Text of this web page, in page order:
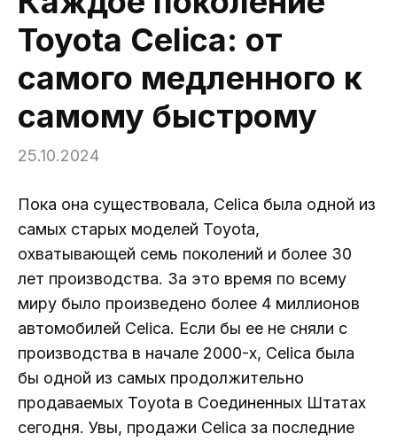
Toyota Celica: от
самого медленного к
самому быстрому
25.10.2024
Пока она существовала, Celica была одной из
самых старых моделей Toyota,
охватывающей семь поколений и более 30
лет производства. За это время по всему
миру было произведено более 4 миллионов
автомобилей Celica. Если бы ее не сняли с
производства в начале 2000-х, Celica была
бы одной из самых продолжительно
продаваемых Toyota в Соединенных Штатах
сегодня. Увы, продажи Celica за последние